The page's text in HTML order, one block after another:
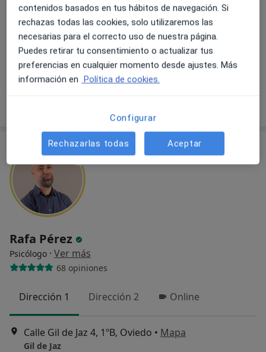
Av. Fundación Príncipe de Asturias 8, Oviedo
Ruben Monreal Psicólogo en Oviedo
Consulta online
Rafa Pérez
Psicólogo · Ver más
68 opiniones
Dirección 1 Dirección 2 Online
Calle Gil de Jaz 4, 1ºB, Oviedo • Mapa
Gil de Jaz
contenidos basados en tus hábitos de navegación. Si
rechazas todas las cookies, solo utilizaremos las
necesarias para el correcto uso de nuestra página.
Puedes retirar tu consentimiento o actualizar tus
preferencias en cualquier momento desde ajustes. Más
información en Política de cookies.
Configurar
Rechazarlas todas Aceptar